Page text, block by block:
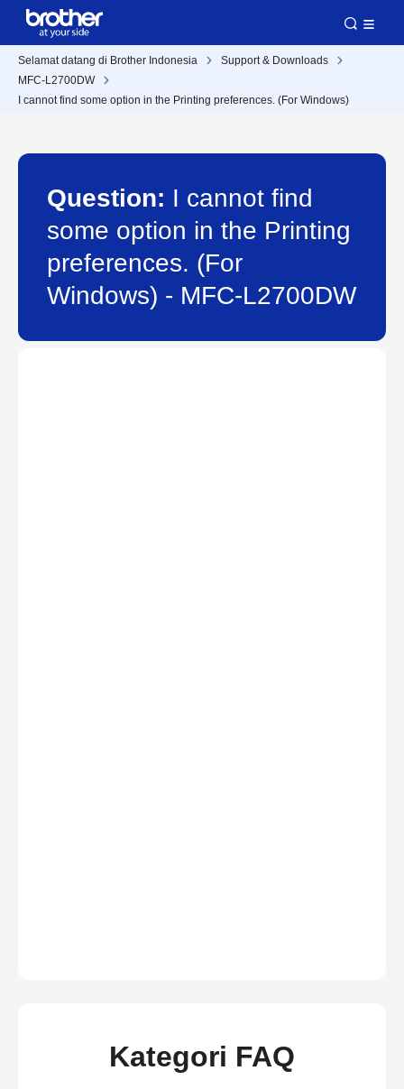
Selamat datang di Brother Indonesia
Support & Downloads
MFC-L2700DW
I cannot find some option in the Printing preferences. (For Windows)
Question: I cannot find
some option in the Printing
preferences. (For
Windows) - MFC-L2700DW
Kategori FAQ